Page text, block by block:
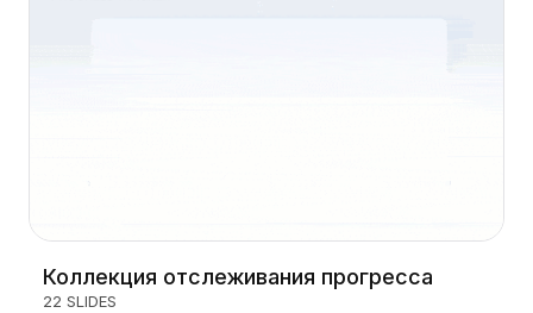
Коллекция отслеживания прогресса
22 SLIDES